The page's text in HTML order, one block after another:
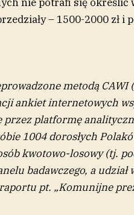
– 1500-2000 zł i
metodą
ankiet internetowych
przez platformę
1004 dorosłych
kwotowo-losowy (tj.
badawczego, a
pt. „Komunijne